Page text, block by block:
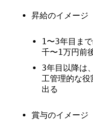
昇給のイメージ
1〜3年目ま
千〜1万円前
3年目以降は
工管理的な
出る
賞与のイメージ